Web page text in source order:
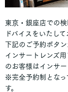
東京・銀座店での
ドバイスをいたして
下記のご予約ボタ
インサートレンズ
のお客様はインサ
※完全予約制となっ
す。